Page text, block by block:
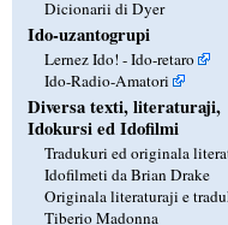
Dicionarii di Dyer
Ido-uzantogrupi
Lernez Ido! - Ido-retaro
Ido-Radio-Amatori
Diversa texti, literaturaji,
Idokursi ed Idofilmi
Tradukuri ed originala
Idofilmeti da Brian Drake
Originala literaturaji e
Tiberio Madonna